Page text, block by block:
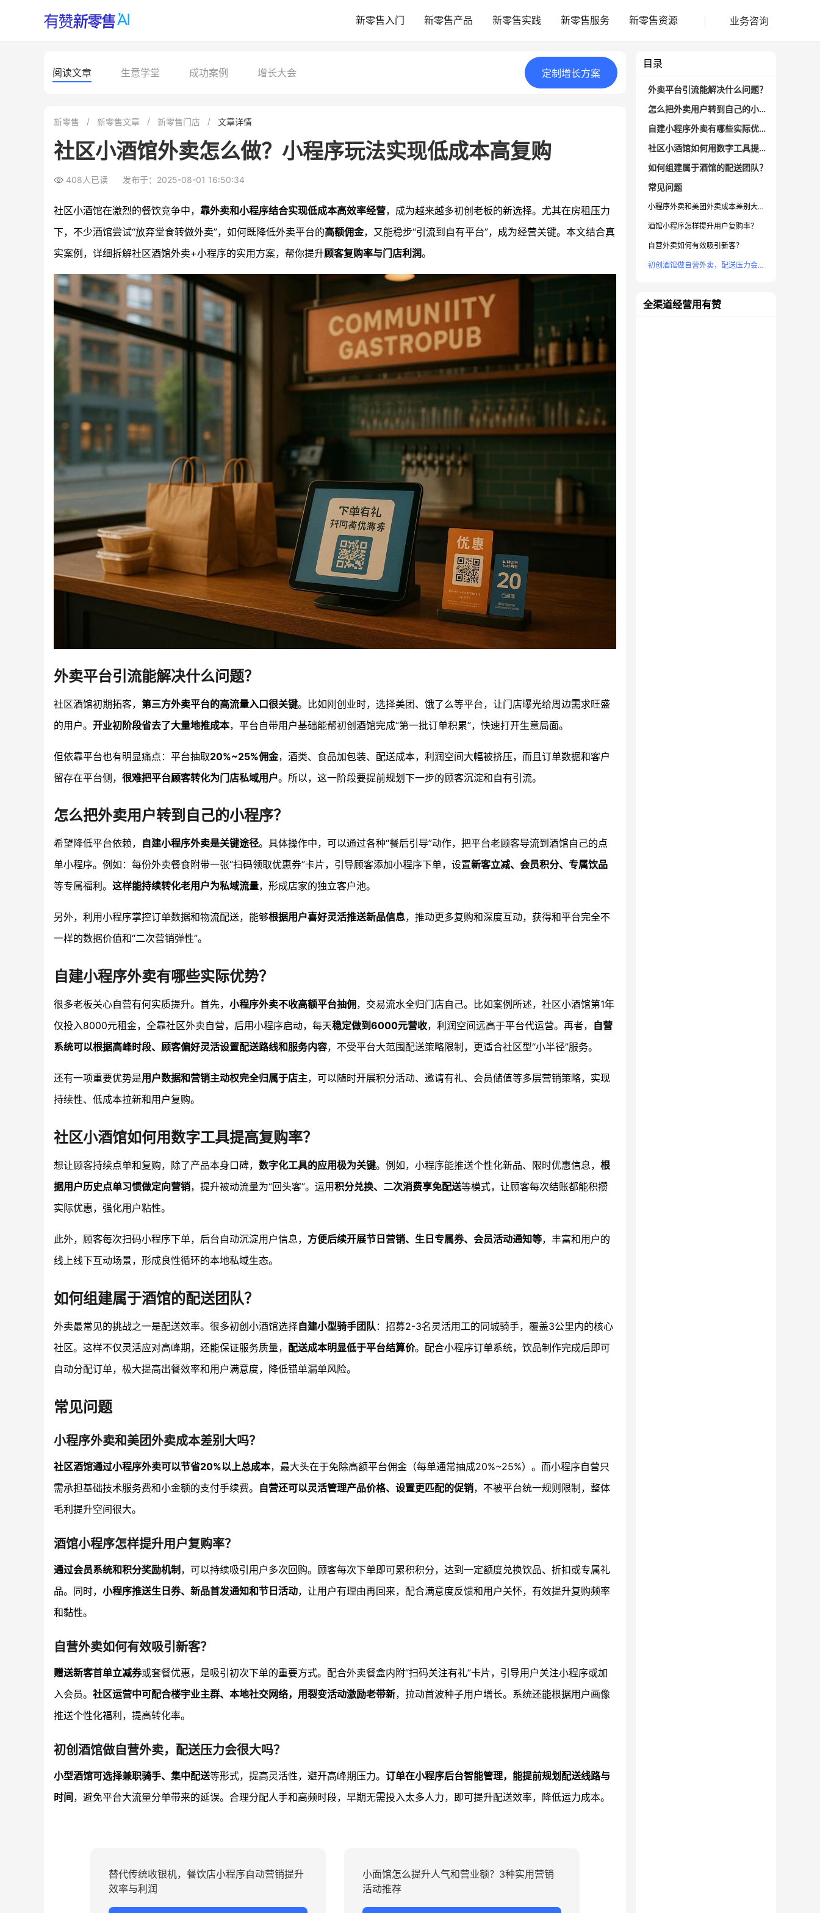
新零售入门 新零售产品 新零售实践 新零售服务 新零售资源 业务咨询
阅读文章 生意学堂 成功案例 增长大会 定制 增长方案
新零售 新零售文章 新零售门店 文章详情
社区小酒馆外卖怎么做？小程序玩法实现低成本高复购
408人已读 发布于：2025-08-01 16:50:34
社区小酒馆在激烈的餐饮竞争中， 靠外卖和小程序结合实现低成本高效率经营，成为越来越多初创老板的新选择。尤其在房租压力
下，不少酒馆尝试“放弃堂食转做外卖”，如何既降低外卖平台的高额佣金，又能稳步“引流到自有平台”，成为经营关键。本文结合真
实案例，详细拆解社区酒馆外卖+小程序的实用方案，帮你提升顾客复购率与门店利润。
外卖平台引流能解决什么问题？
社区酒馆初期拓客， 第三方外卖平台的高流量入口很关键。比如刚创业时，选择美团、饿了么等平台，让门店曝光给周边需求旺盛
的用户。 开业初阶段省去了大量地推成本，平台自带用户基础能帮初创酒馆完成“第一批订单积累”，快速打开生意局面。
但依靠平台也有明显痛点：平台抽取20%~25%佣金，酒类、食品加包装、配送成本，利润空间大幅被挤压，而且订单数据和客户
留存在平台侧， 很难把平台顾客转化为门店私域用户。所以，这一阶段要提前规划下一步的顾客沉淀和自有引流。
怎么把外卖用户转到自己的小程序？
希望降低平台依赖， 自建小程序外卖是关键途径。具体操作中，可以通过各种“餐后引导”动作，把平台老顾客导流到酒馆自己的点
单小程序。例如：每份外卖餐食附带一张“扫码领取优惠券”卡片，引导顾客添加小程序下单，设置新客立减、会员积分、专属饮品
等专属福利。 这样能持续转化老用户为私域流量，形成店家的独立客户池。
另外，利用小程序掌控订单数据和物流配送，能够根据用户喜好灵活推送新品信息，推动更多复购和深度互动，获得和平台完全不
一样的数据价值和“二次营销弹性”。
自建小程序外卖有哪些实际优势？
很多老板关心自营有何实质提升。首先， 小程序外卖不收高额平台抽佣，交易流水全归门店自己。比如案例所述，社区小酒馆第1年
仅投入8000元租金，全靠社区外卖自营，后用小程序启动，每天稳定做到6000元营收，利润空间远高于平台代运营。再者， 自营
系统可以根据高峰时段、顾客偏好灵活设置配送路线和服务内容，不受平台大范围配送策略限制，更适合社区型“小半径”服务。
还有一项重要优势是用户数据和营销主动权完全归属于店主，可以随时开展积分活动、邀请有礼、会员储值等多层营销策略，实现
持续性、低成本拉新和用户复购。
社区小酒馆如何用数字工具提高复购率？
想让顾客持续点单和复购，除了产品本身口碑， 数字化工具的应用极为关键。例如，小程序能推送个性化新品、限时优惠信息， 根
据用户历史点单习惯做定向营销，提升被动流量为“回头客”。运用积分兑换、二次消费享免配送等模式，让顾客每次结账都能积攒
实际优惠，强化用户粘性。
此外，顾客每次扫码小程序下单，后台自动沉淀用户信息， 方便后续开展节日营销、生日专属券、会员活动通知等，丰富和用户的
线上线下互动场景，形成良性循环的本地私域生态。
如何组建属于酒馆的配送团队？
外卖最常见的挑战之一是配送效率。很多初创小酒馆选择自建小型骑手团队 ：招募2-3名灵活用工的同城骑手，覆盖3公里内的核心
社区。这样不仅灵活应对高峰期，还能保证服务质量， 配送成本明显低于平台结算价。配合小程序订单系统，饮品制作完成后即可
自动分配订单，极大提高出餐效率和用户满意度，降低错单漏单风险。
常见问题
小程序外卖和美团外卖成本差别大吗？
社区酒馆通过小程序外卖可以节省20%以上总成本，最大头在于免除高额平台佣金（每单通常抽成20%~25%）。而小程序自营只
需承担基础技术服务费和小金额的支付手续费。 自营还可以灵活管理产品价格、设置更匹配的促销，不被平台统一规则限制，整体
毛利提升空间很大。
酒馆小程序怎样提升用户复购率？
通过会员系统和积分奖励机制 ，可以持续吸引用户多次回购。顾客每次下单即可累积积分，达到一定额度兑换饮品、折扣或专属礼
品。同时， 小程序推送生日券、新品首发通知和节日活动，让用户有理由再回来，配合满意度反馈和用户关怀，有效提升复购频率
和黏性。
自营外卖如何有效吸引新客？
赠送新客首单立减券或套餐优惠，是吸引初次下单的重要方式。配合外卖餐盒内附“扫码关注有礼”卡片，引导用户关注小程序或加
入会员。 社区运营中可配合楼宇业主群、本地社交网络，用裂变活动激励老带新，拉动首波种子用户增长。系统还能根据用户画像
推送个性化福利，提高转化率。
初创酒馆做自营外卖，配送压力会很大吗？
小型酒馆可选择兼职骑手、集中配送等形式，提高灵活性，避开高峰期压力。 订单在小程序后台智能管理，能提前规划配送线路与
时间，避免平台大流量分单带来的延误。合理分配人手和高频时段，早期无需投入太多人力，即可提升配送效率，降低运力成本。
替代传统收银机，餐饮店小程序自动营销提升
效率与利润
小面馆怎么提升人气和营业额？3种实用营销
活动推荐
目录
外卖平台引流能解决什么问题？
怎么把外卖用户转到自己的小程序？
自建小程序外卖有哪些实际优势？
社区小酒馆如何用数字工具提高复购率？
如何组建属于酒馆的配送团队？
常见问题
小程序外卖和美团外卖成本差别大吗？
酒馆小程序怎样提升用户复购率？
自营外卖如何有效吸引新客？
初创酒馆做自营外卖，配送压力会很大吗？
全渠道经营用有赞